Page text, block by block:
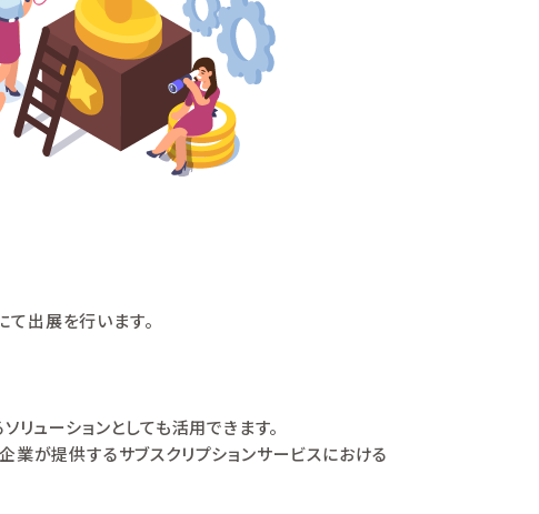
て出展を行います。
リューションとしても活用できます。
が提供するサブスクリプションサービスにおける